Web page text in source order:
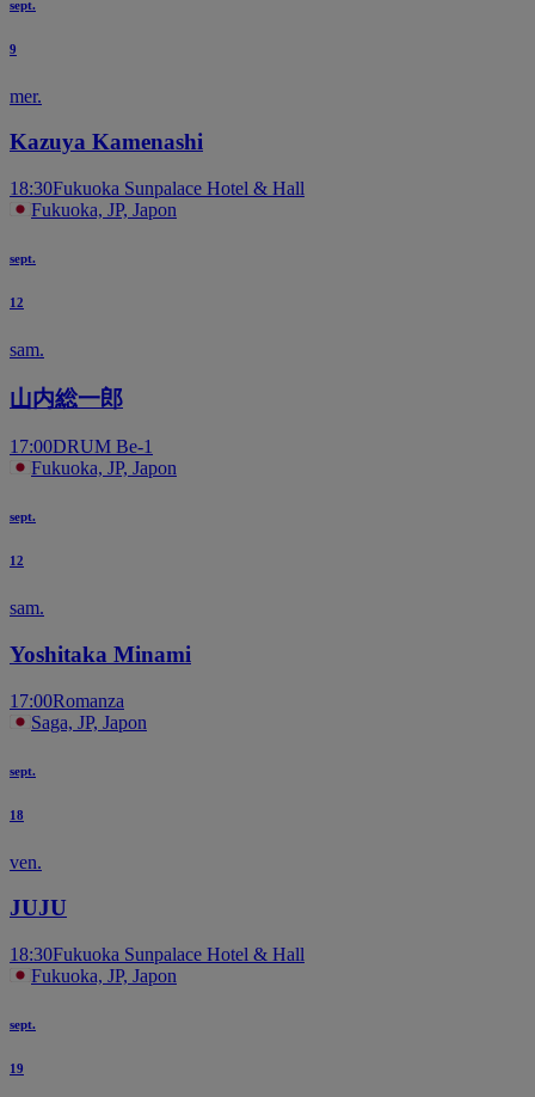
sept.
9
mer.
Kazuya Kamenashi
18:30Fukuoka Sunpalace Hotel & Hall
Fukuoka, JP, Japon
sept.
12
sam.
山内総一郎
17:00DRUM Be-1
Fukuoka, JP, Japon
sept.
12
sam.
Yoshitaka Minami
17:00Romanza
Saga, JP, Japon
sept.
18
ven.
JUJU
18:30Fukuoka Sunpalace Hotel & Hall
Fukuoka, JP, Japon
sept.
19